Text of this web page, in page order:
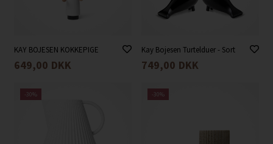
KAY BOJESEN KOKKEPIGE
649,00 DKK
Kay Bojesen Turtelduer - Sort
749,00 DKK
-30% -30%